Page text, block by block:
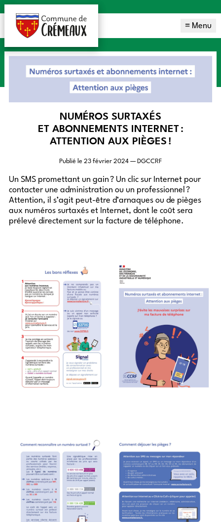
≡ Menu
NUMÉROS SURTAXÉS
ET ABONNEMENTS INTERNET :
ATTENTION AUX PIÈGES !
Publié le 23 février 2024 — DGCCRF
Un SMS promettant un gain ? Un clic sur Internet pour
contacter une administration ou un professionnel ?
Attention, il s’agit peut-être d’arnaques ou de pièges
aux numéros surtaxés et Internet, dont le coût sera
prélevé directement sur la facture de téléphone.